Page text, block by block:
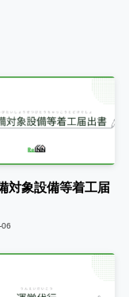
対象設備等着工届